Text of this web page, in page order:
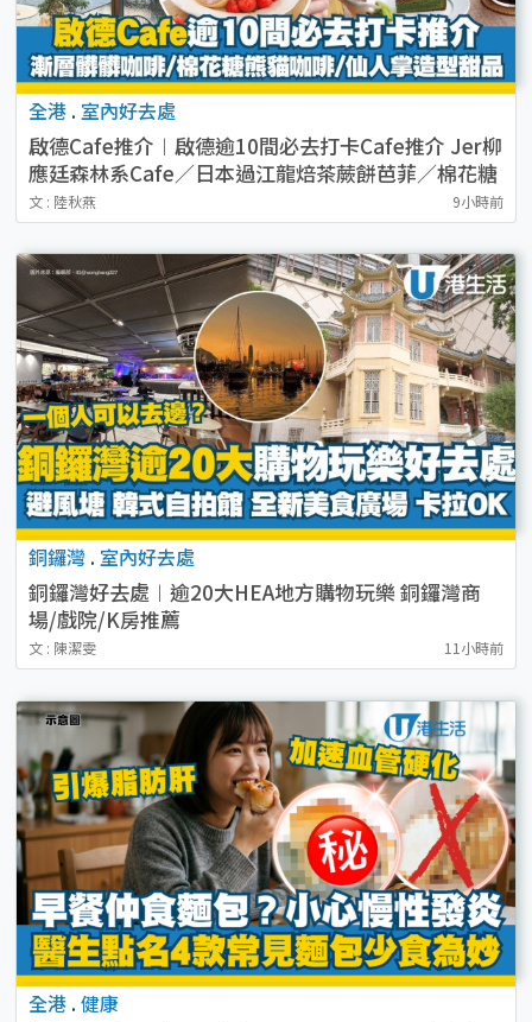
全港 . 室內好去處
啟德Cafe推介︱啟德逾10間必去打卡Cafe推介 Jer柳
應廷森林系Cafe／日本過江龍焙茶蕨餅芭菲／棉花糖
熊貓咖啡
文 : 陸秋燕 9小時前
銅鑼灣 . 室內好去處
銅鑼灣好去處︱逾20大HEA地方購物玩樂 銅鑼灣商
場/戲院/K房推薦
文 : 陳潔雯 11小時前
全港 . 健康